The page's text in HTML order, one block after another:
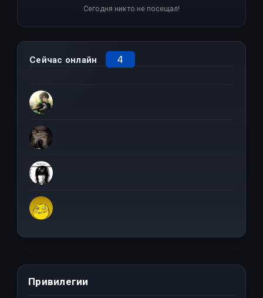
Сегодня никто не посещал!
Сейчас онлайн 4
Привилегии